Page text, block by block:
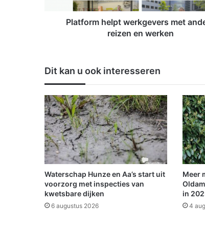
e
r
k
g
e
v
e
r
s
m
e
t
a
Platform helpt werkgevers met
reizen en werken
Dit kan u ook interesseren
Waterschap Hunze en Aa’s start uit
voorzorg met inspecties van
kwetsbare dijken
6 augustus 2026
Meer
in
4